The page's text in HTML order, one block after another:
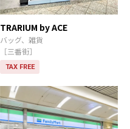
TRARIUM by ACE
バッグ、雑貨
［三番街］
TAX FREE